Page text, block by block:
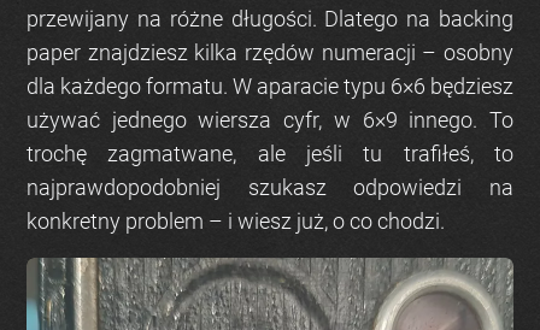
przewijany na różne długości. Dlatego na backing
paper znajdziesz kilka rzędów numeracji – osobny
dla każdego formatu. W aparacie typu 6×6 będziesz
używać jednego wiersza cyfr, w 6×9 innego. To
trochę zagmatwane, ale jeśli tu trafiłeś, to
najprawdopodobniej szukasz odpowiedzi na
konkretny problem – i wiesz już, o co chodzi.